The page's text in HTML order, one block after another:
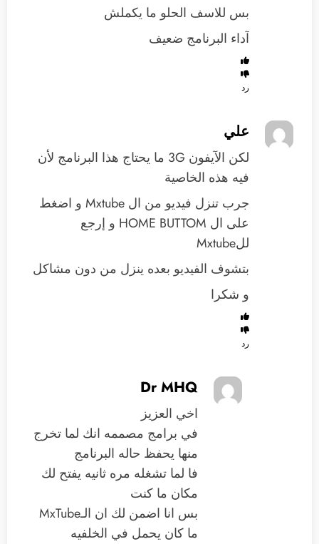
بس للاسف الحلو ما يكملش
آداء البرنامج ضعيف
رد
علي
لكن الآيفون 3G ما يحتاج هذا البرنامج لأن
فيه هذه الخاصية
جرب تنزل فيديو من ال Mxtube و اضغط
على ال HOME BUTTOM و إرجع
للMxtube
بتشوف الفيديو بعده ينزل من دون مشاكل
و شكرا
رد
Dr MHQ
اخي العزيز
في برامج مصممه انك لما تخرج
منها يحفظ حاله البرنامج
فا لما تشغله مره ثانيه يفتح لك
مكان ما كنت
بس انا اضمن لك ان الـMxTube
ما كان يحمل في الخلفيه